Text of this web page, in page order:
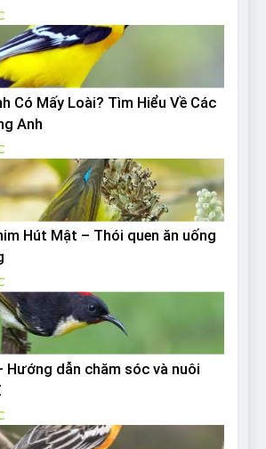
Có Mấy Loài? Tìm Hiểu Về Các
Anh
Hút Mật – Thói quen ăn uống
Hướng dẫn chăm sóc và nuôi